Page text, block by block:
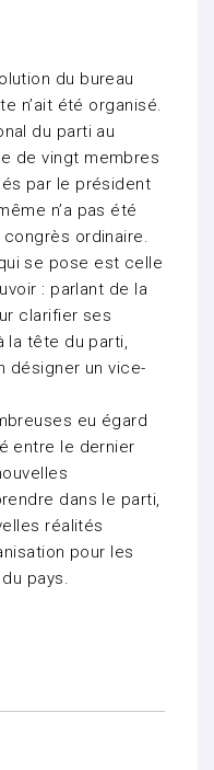
du bureau
n’ait été organisé.
du parti au
de vingt membres
par le président
n’a pas été
ordinaire.
se pose est celle
: parlant de la
clarifier ses
la tête du parti,
désigner un vice-
eu égard
entre le dernier
dans le parti,
réalités
pour les
pays.